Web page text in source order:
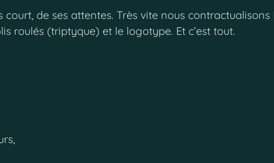
de ses attentes. Très vite nous contractualisons
roulés (triptyque) et le logotype. Et c’est tout.